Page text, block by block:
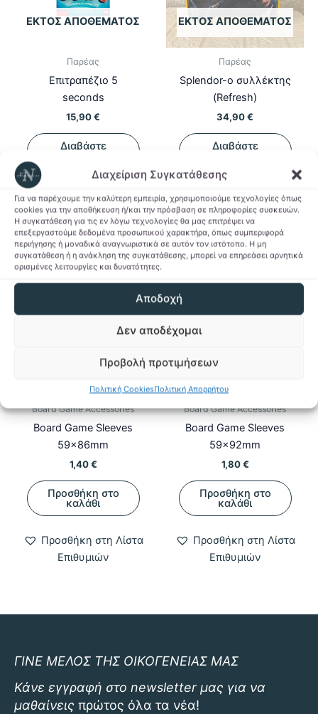
Διαχείριση Συγκατάθεσης
Για να παρέχουμε την καλύτερη εμπειρία, χρησιμοποιούμε τεχνολογίες όπως
cookies για την αποθήκευση ή/και την πρόσβαση σε πληροφορίες συσκευών.
Η συγκατάθεση για τις εν λόγω τεχνολογίες θα μας επιτρέψει να
επεξεργαστούμε δεδομένα προσωπικού χαρακτήρα, όπως συμπεριφορά
περιήγησης ή μοναδικά αναγνωριστικά σε αυτόν τον ιστότοπο. Η μη
συγκατάθεση ή η ανάκληση της συγκατάθεσης, μπορεί να επηρεάσει αρνητικά
ορισμένες λειτουργίες και δυνατότητες.
Αποδοχή
Δεν αποδέχομαι
Προβολή προτιμήσεων
Πολιτική CookiesΠολιτική Απορρήτου
ΕΚΤΌΣ ΑΠΟΘΈΜΑΤΟΣ
Παρέας
Επιτραπέζιο 5
seconds
15,90€
Διαβάστε
Προσθήκη στη Λίστα
Επιθυμιών
ΕΚΤΌΣ ΑΠΟΘΈΜΑΤΟΣ
Παρέας
Splendor-ο συλλέκτης
(Refresh)
34,90€
Διαβάστε
Προσθήκη στη Λίστα
Επιθυμιών
Board Game Accessories
Board Game Sleeves
59x86mm
1,40€
Προσθήκη στο
καλάθι
Προσθήκη στη Λίστα
Επιθυμιών
Board Game Accessories
Board Game Sleeves
59x92mm
1,80€
Προσθήκη στο
καλάθι
Προσθήκη στη Λίστα
Επιθυμιών
ΓΙΝΕ ΜΕΛΟΣ ΤΗΣ ΟΙΚΟΓΕΝΕΙΑΣ ΜΑΣ
Κάνε εγγραφή στο newsletter μας για να
μαθαίνεις πρώτος όλα τα νέα!